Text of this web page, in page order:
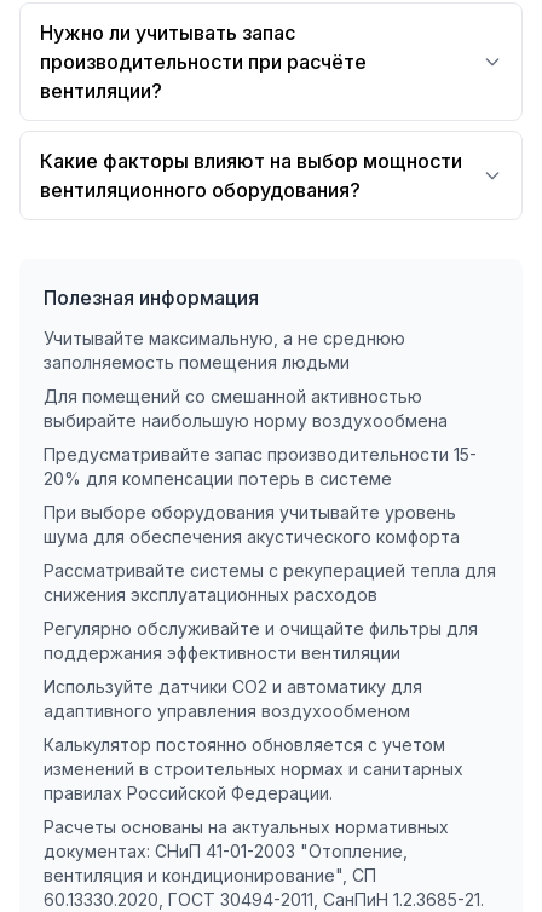
Нужно ли учитывать запас
производительности при расчёте
вентиляции?
Какие факторы влияют на выбор мощности
вентиляционного оборудования?
Полезная информация
Учитывайте максимальную, а не среднюю
заполняемость помещения людьми
Для помещений со смешанной активностью
выбирайте наибольшую норму воздухообмена
Предусматривайте запас производительности 15-
20% для компенсации потерь в системе
При выборе оборудования учитывайте уровень
шума для обеспечения акустического комфорта
Рассматривайте системы с рекуперацией тепла для
снижения эксплуатационных расходов
Регулярно обслуживайте и очищайте фильтры для
поддержания эффективности вентиляции
Используйте датчики CO2 и автоматику для
адаптивного управления воздухообменом
Калькулятор постоянно обновляется с учетом
изменений в строительных нормах и санитарных
правилах Российской Федерации.
Расчеты основаны на актуальных нормативных
документах: СНиП 41-01-2003 "Отопление,
вентиляция и кондиционирование", СП
60.13330.2020, ГОСТ 30494-2011, СанПиН 1.2.3685-21.